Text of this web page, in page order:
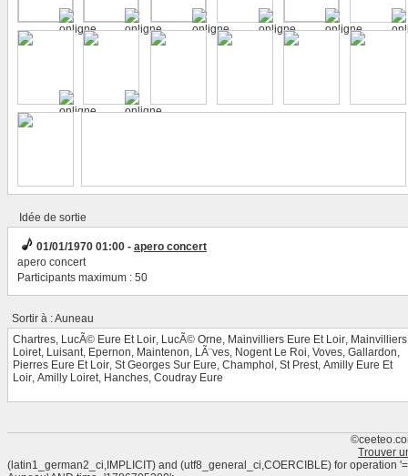
Idée de sortie
01/01/1970 01:00 - apero concert
apero concert
Participants maximum : 50
Sortir à : Auneau
Chartres, LucÃ© Eure Et Loir, LucÃ© Orne, Mainvilliers Eure Et Loir, Mainvilliers
Loiret, Luisant, Epernon, Maintenon, LÃ¨ves, Nogent Le Roi, Voves, Gallardon,
Pierres Eure Et Loir, St Georges Sur Eure, Champhol , St Prest, Amilly Eure Et
Loir, Amilly Loiret, Hanches, Coudray Eure
Trouver
(latin1_german2_ci,IMPLICIT) and (utf8_general_ci,COERCIBLE) for operation